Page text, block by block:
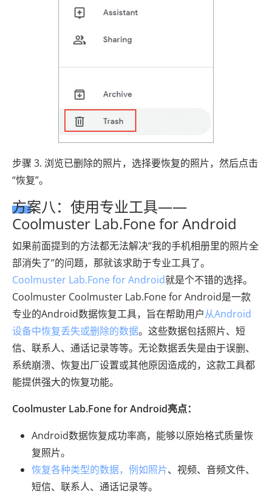
步骤 3. 浏览已删除的照片，选择要恢复的照片，然后点击
“恢复”。
方案八：使用专业工具——
Coolmuster Lab.Fone for Android
如果前面提到的方法都无法解决“我的手机相册里的照片全
部消失了”的问题，那就该求助于专业工具了。
Coolmuster Lab.Fone for Android就是个不错的选择。
Coolmuster Coolmuster Lab.Fone for Android是一款
专业的Android数据恢复工具，旨在帮助用户从Android
设备中恢复丢失或删除的数据。这些数据包括照片、短
信、联系人、通话记录等等。无论数据丢失是由于误删、
系统崩溃、恢复出厂设置或其他原因造成的，这款工具都
能提供强大的恢复功能。
Coolmuster Lab.Fone for Android亮点：
Android数据恢复成功率高，能够以原始格式质量恢
复照片。
恢复各种类型的数据，例如照片、视频、音频文件、
短信、联系人、通话记录等。